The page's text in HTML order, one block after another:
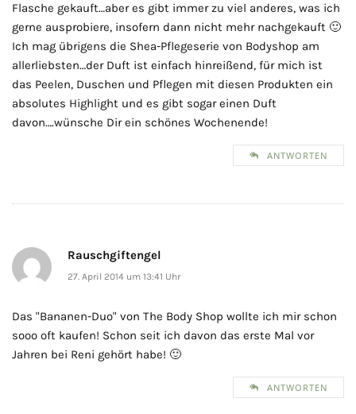
Flasche gekauft…aber es gibt immer zu viel anderes, was ich
gerne ausprobiere, insofern dann nicht mehr nachgekauft 🙂
Ich mag übrigens die Shea-Pflegeserie von Bodyshop am
allerliebsten…der Duft ist einfach hinreißend, für mich ist
das Peelen, Duschen und Pflegen mit diesen Produkten ein
absolutes Highlight und es gibt sogar einen Duft
davon….wünsche Dir ein schönes Wochenende!
ANTWORTEN
Rauschgiftengel
27. April 2014 um 13:41 Uhr
Das "Bananen-Duo" von The Body Shop wollte ich mir schon
sooo oft kaufen! Schon seit ich davon das erste Mal vor
Jahren bei Reni gehört habe! 🙂
ANTWORTEN